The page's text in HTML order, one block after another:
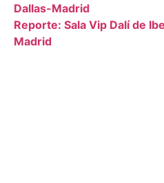
Dallas-Madrid
Reporte: Sala Vip Dalí de
Madrid